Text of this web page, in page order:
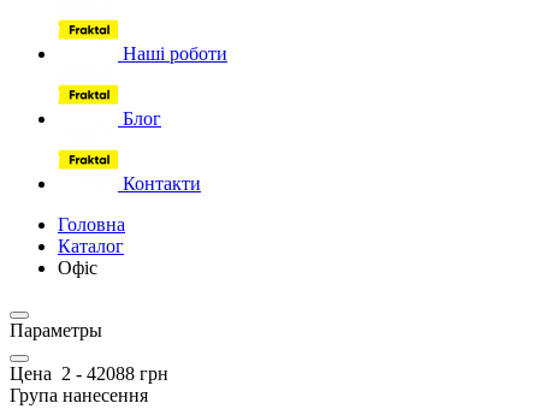
Наші роботи
Блог
Контакти
Головна
Каталог
Офіс
Параметры
Цена 2 - 42088 грн
Група нанесення